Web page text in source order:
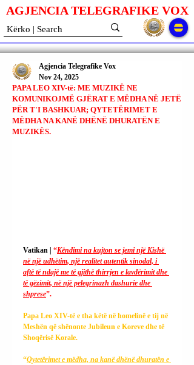
AGJENCIA TELEGRAFIKE VOX
PAPA LEO XIV-të: ME MUZIKË NE
KOMUNIKOJMË GJËRAT E MËDHA NË JETË
PËR T'I BASHKUAR; QYTETËRIMET E
MËDHA NA KANË DHËNË DHURATËN E
MUZIKËS.
Agjencia Telegrafike Vox
Nov 24, 2025
Vatikan | “Këndimi na kujton se jemi një Kishë
në një udhëtim, një realitet autentik sinodal, i
aftë të ndajë me të gjithë thirrjen e lavdërimit dhe
të gëzimit, në një pelegrinazh dashurie dhe
shprese”.
Papa Leo XIV-të e tha këtë në homelinë e tij në
Meshën që shënonte Jubileun e Koreve dhe të
Shoqërisë Korale.
“Qytetërimet e mëdha, na kanë dhënë dhuratën e